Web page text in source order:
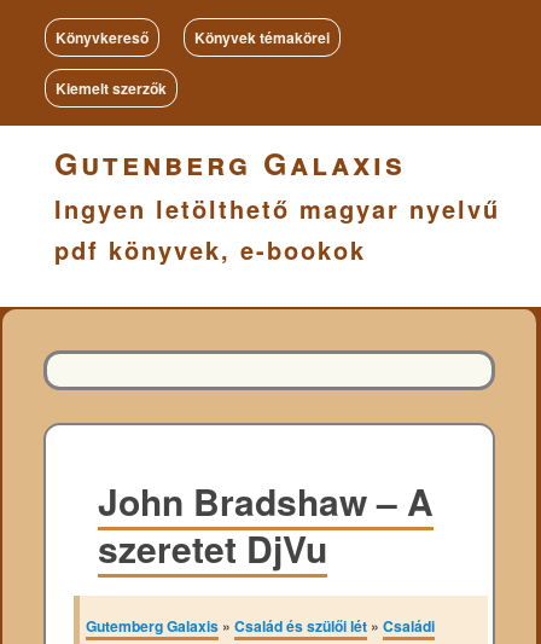
Könyvkereső Könyvek témakörei
Kiemelt szerzők
Gutenberg Galaxis
Ingyen letölthető magyar nyelvű
pdf könyvek, e-bookok
John Bradshaw – A
szeretet DjVu
Gutemberg Galaxis »Család és szülői lét »Családi